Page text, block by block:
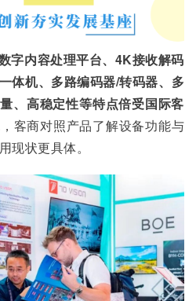
字内容处理平台、4K接收解码
体机、多路编码器/转码器、多
、高稳定性等特点倍受国际客
客商对照产品了解设备功能与
现状更具体。